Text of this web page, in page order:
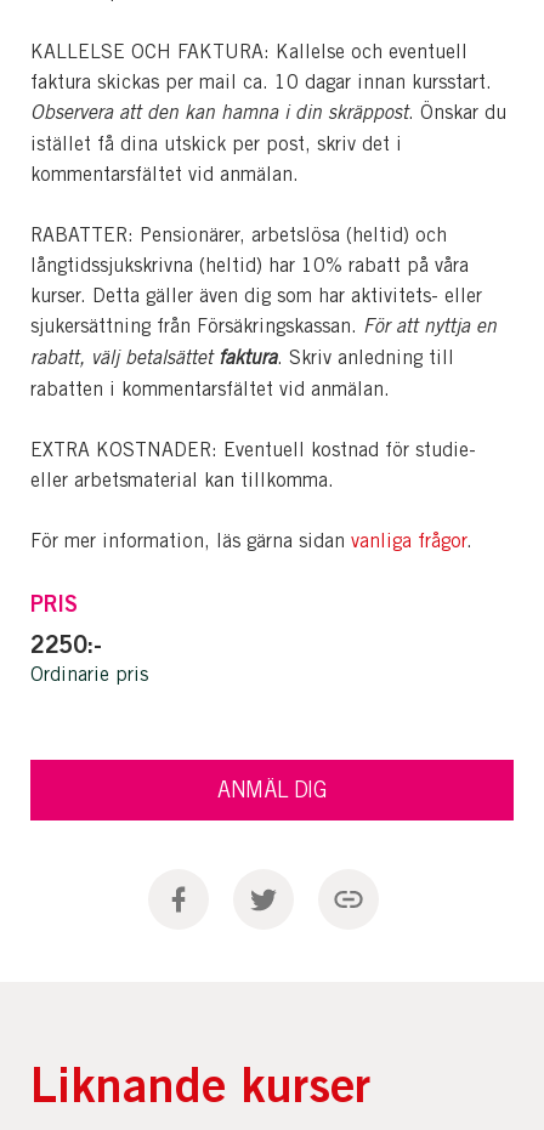
KALLELSE OCH FAKTURA: Kallelse och eventuell
faktura skickas per mail ca. 10 dagar innan kursstart.
Observera att den kan hamna i din skräppost. Önskar du
istället få dina utskick per post, skriv det i
kommentarsfältet vid anmälan.
RABATTER: Pensionärer, arbetslösa (heltid) och
långtidssjukskrivna (heltid) har 10% rabatt på våra
kurser. Detta gäller även dig som har aktivitets- eller
sjukersättning från Försäkringskassan. För att nyttja en
rabatt, välj betalsättet faktura. Skriv anledning till
rabatten i kommentarsfältet vid anmälan.
EXTRA KOSTNADER: Eventuell kostnad för studie-
eller arbetsmaterial kan tillkomma.
För mer information, läs gärna sidan vanliga frågor.
PRIS
2250:-
Ordinarie pris
ANMÄL DIG
Liknande kurser